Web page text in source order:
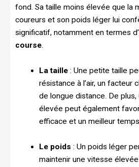
fond. Sa taille moins élevée que la
coureurs et son poids léger lui
significatif, notamment en termes d’
course.
La taille: Une petite taille
résistance à l’air, un facteur
de longue distance. De plus,
élevée peut également
efficace et un meilleur
Le poids : Un poids léger
maintenir une vitesse